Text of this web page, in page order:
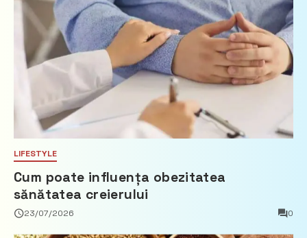
LIFESTYLE
Cum poate influența obezitatea
sănătatea creierului
23/07/2026 0